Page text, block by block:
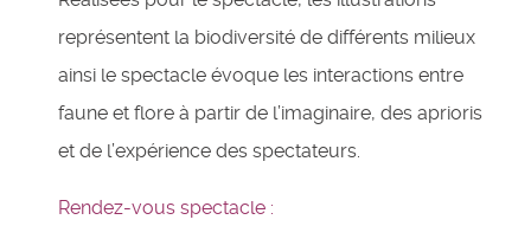
représentent la biodiversité de différents milieux
ainsi le spectacle évoque les interactions entre
faune et flore à partir de l’imaginaire, des aprioris
et de l’expérience des spectateurs.
Rendez-vous spectacle :